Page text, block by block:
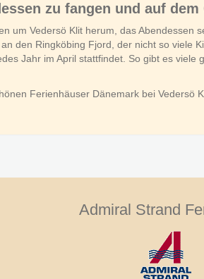
zu fangen und auf
um Vedersö Klit herum, das
den Ringköbing Fjord, der nicht so viele
Jahr im April stattfindet. So gibt es
Ferienhäuser Dänemark bei Vedersö
Admiral Strand